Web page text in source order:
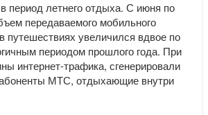
период летнего отдыха. С июня по
передаваемого мобильного
путешествиях увеличился вдвое по
периодом прошлого года. При
интернет-трафика, сгенерировали
МТС, отдыхающие внутри